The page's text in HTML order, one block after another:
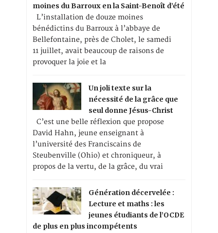
moines du Barroux en la Saint-Benoît d’été
L’installation de douze moines
bénédictins du Barroux à l’abbaye de
Bellefontaine, près de Cholet, le samedi
11 juillet, avait beaucoup de raisons de
provoquer la joie et la
Un joli texte sur la
nécessité de la grâce que
seul donne Jésus-Christ
C’est une belle réflexion que propose
David Hahn, jeune enseignant à
l’université des Franciscains de
Steubenville (Ohio) et chroniqueur, à
propos de la vertu, de la grâce, du vrai
Génération décervelée :
Lecture et maths : les
jeunes étudiants de l’OCDE
de plus en plus incompétents